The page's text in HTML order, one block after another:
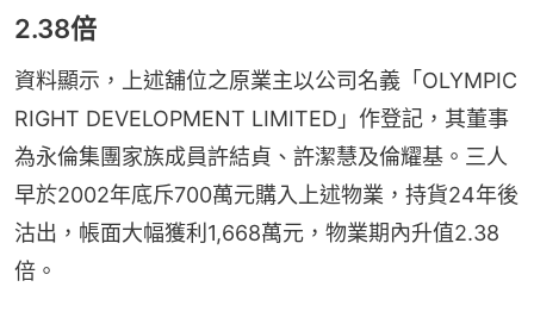
2.38倍
資料顯示，上述舖位之原業主以公司名義「OLYMPIC
RIGHT DEVELOPMENT LIMITED」作登記，其董事
為永倫集團家族成員許結貞、許潔慧及倫耀基。三人
早於2002年底斥700萬元購入上述物業，持貨24年後
沽出，帳面大幅獲利1,668萬元，物業期內升值2.38
倍。